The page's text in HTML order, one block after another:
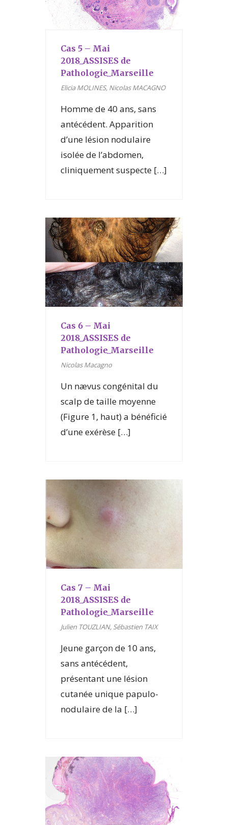
Cas 5 – Mai
2018_ASSISES de
Pathologie_Marseille
Elicia MOLINES, Nicolas MACAGNO
Homme de 40 ans, sans
antécédent. Apparition
d’une lésion nodulaire
isolée de l’abdomen,
cliniquement suspecte […]
Cas 6 – Mai
2018_ASSISES de
Pathologie_Marseille
Nicolas Macagno
Un nævus congénital du
scalp de taille moyenne
(Figure 1, haut) a bénéficié
d’une exérèse […]
Cas 7 – Mai
2018_ASSISES de
Pathologie_Marseille
Julien TOUZLIAN, Sébastien TAIX
Jeune garçon de 10 ans,
sans antécédent,
présentant une lésion
cutanée unique papulo-
nodulaire de la […]